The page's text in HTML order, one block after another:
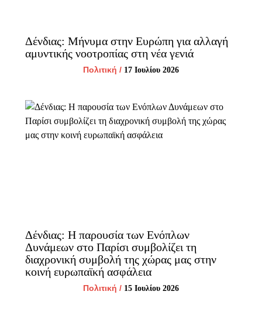
Δένδιας: Μήνυμα στην Ευρώπη για αλλαγή
αμυντικής νοοτροπίας στη νέα γενιά
Πολιτική / 17 Ιουλίου 2026
Δένδιας: Η παρουσία των Ενόπλων
Δυνάμεων στο Παρίσι συμβολίζει τη
διαχρονική συμβολή της χώρας μας στην
κοινή ευρωπαϊκή ασφάλεια
Πολιτική / 15 Ιουλίου 2026